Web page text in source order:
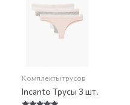
Комплекты трусов
Incanto Трусы 3 шт.